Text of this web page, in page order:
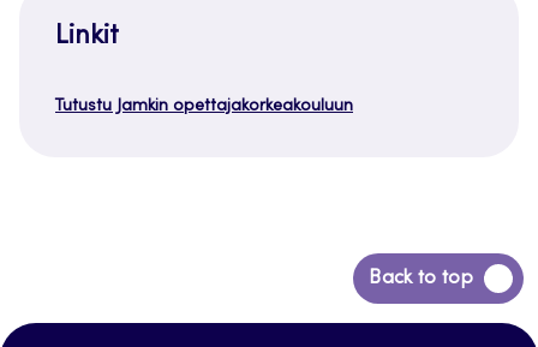
Linkit
Tutustu Jamkin opettajakorkeakouluun
Back to top
Siirry
takaisin